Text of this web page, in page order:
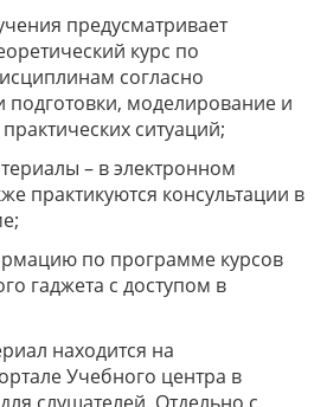
предусматривает
курс по
согласно
подготовки, моделирование и
ситуаций;
– в электронном
практикуются консультации в
по программе курсов
гаджета с доступом в
находится на
Учебного центра в